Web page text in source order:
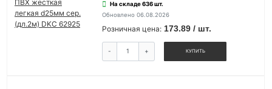
На складе 636 шт.
Обновлено 06.08.2026
Розничная цена: 173.89 / шт.
- + КУПИТЬ